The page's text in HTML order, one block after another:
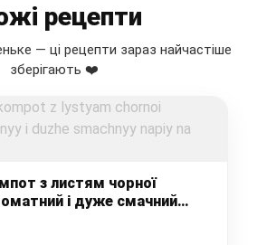
рецепти
— ці рецепти зараз найчастіше
зберігають ❤️
з листям чорної
і дуже смачний